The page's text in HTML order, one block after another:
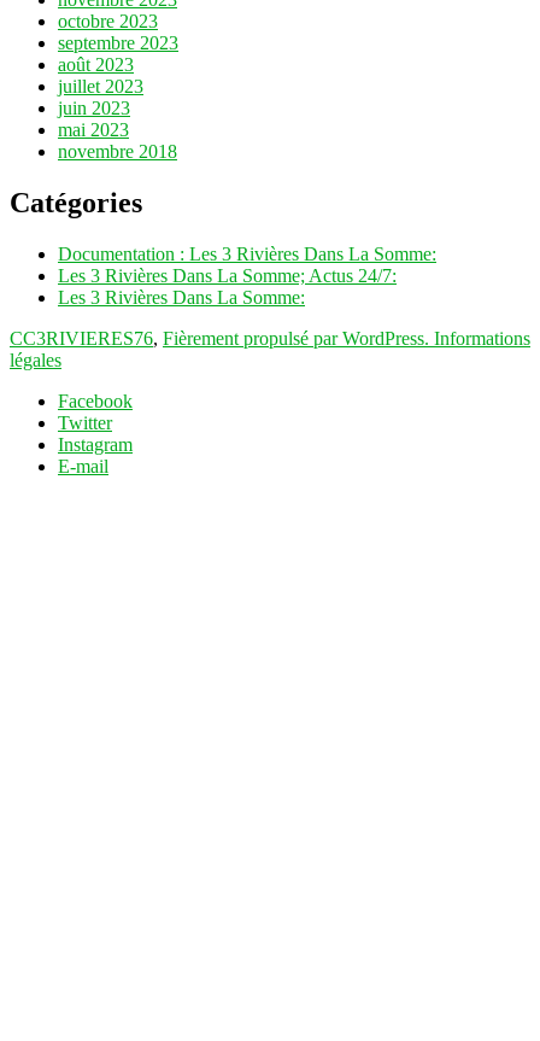
octobre 2023
septembre 2023
août 2023
juillet 2023
juin 2023
mai 2023
novembre 2018
Catégories
Documentation : Les 3 Rivières Dans La Somme:
Les 3 Rivières Dans La Somme; Actus 24/7:
Les 3 Rivières Dans La Somme:
CC3RIVIERES76, Fièrement propulsé par WordPress. Informations
légales
Facebook
Twitter
Instagram
E-mail